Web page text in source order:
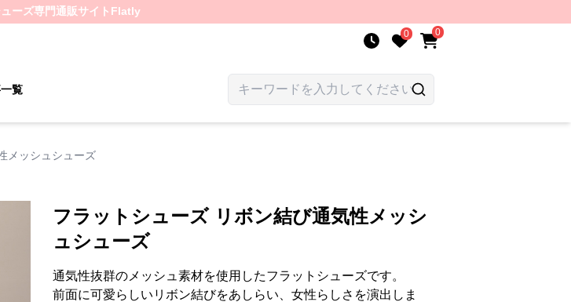
ーズ専門通販サイト Flatly
0 0
覧
メッシュシューズ
フラットシューズ リボン結び通気性メッシ
ュシューズ
通気性抜群のメッシュ素材を使用したフラットシューズです。
前面に可愛らしいリボン結びをあしらい、女性らしさを演出しま